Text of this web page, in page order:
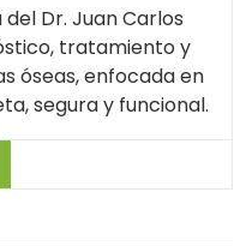
Dr. Juan Carlos
tratamiento y
óseas, enfocada en
segura y funcional.
con el Doctor